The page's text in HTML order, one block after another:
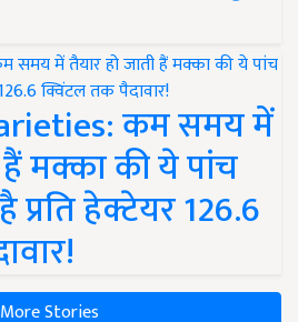
कम समय में
मक्का की ये पांच
प्रति हेक्टेयर 126.6
More Stories